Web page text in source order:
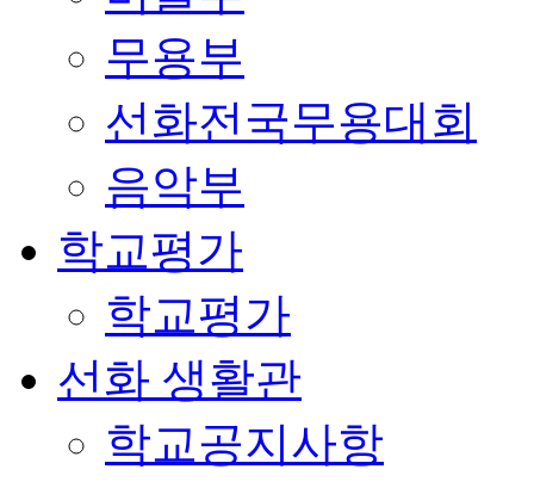
무용부
선화전국무용대회
음악부
학교평가
학교평가
선화 생활관
학교공지사항